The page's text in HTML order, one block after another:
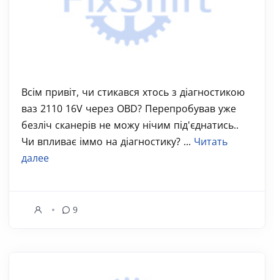
Всім привіт, чи стикався хтось з діагностикою
ваз 2110 16V через OBD? Перепробував уже
безліч сканерів не можу нічим під'єднатись..
Чи впливає іммо на діагностику? ... Читать
далее
9